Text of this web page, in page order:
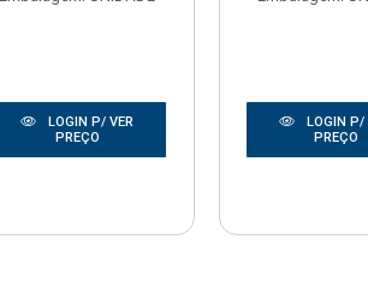
LOGIN P/ VER
PREÇO
LOGIN P/
PREÇO